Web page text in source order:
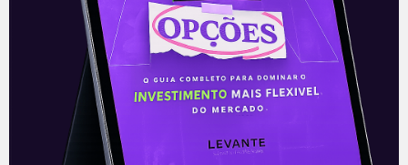
setembro, as falas do Bolsonaro, as
posturas mais
Leia mais
10/09/2021